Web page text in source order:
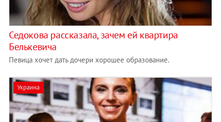
Седокова рассказала, зачем ей квартира
Белькевича
Певица хочет дать дочери хорошее образование.
Украина